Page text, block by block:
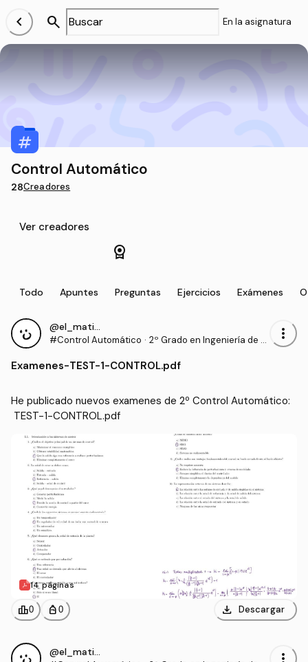
chevron_left search En la asignatura
Control Automático
28Creadores
Ver creadores
license
Todo Apuntes Preguntas Ejercicios Exámenes
@el_mati28
#Control Automático · 2º Grado en Ingeniería de T
NA)
more_vert
Examenes-TEST-1-CONTROL.pdf
He publicado nuevos examenes de 2º Control Automático:
TEST-1-CONTROL.pdf
14 páginas
leaderboard0 personal_bag 0 download Descargar
@el_mati28